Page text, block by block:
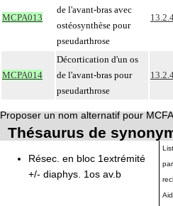
MCPA013
de l'avant-bras avec
ostéosynthèse pour
pseudarthrose
MCPA014
Décortication d'un os
de l'avant-bras pour
pseudarthrose
Proposer un nom alternatif pour
Thésaurus de
Résec. en bloc 1extrémité
+/- diaphys. 1os av.b